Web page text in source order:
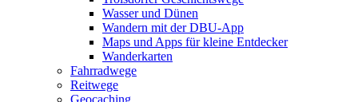
Wasser und Dünen
Wandern mit der DBU-App
Maps und Apps für kleine Entdecker
Wanderkarten
Fahrradwege
Reitwege
Geocaching